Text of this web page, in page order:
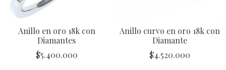
Anillo en oro 18k con
Diamantes
$5.400.000
Anillo curvo en oro 18k con
Diamante
$4.520.000